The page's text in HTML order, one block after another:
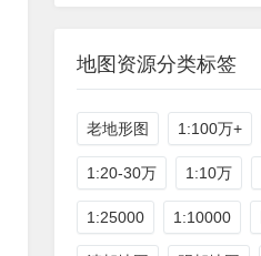
地图资源分类标签
老地形图 1:100万+
1:20-30万 1:10万
1:25000 1:10000